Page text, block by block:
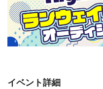
イベント詳細